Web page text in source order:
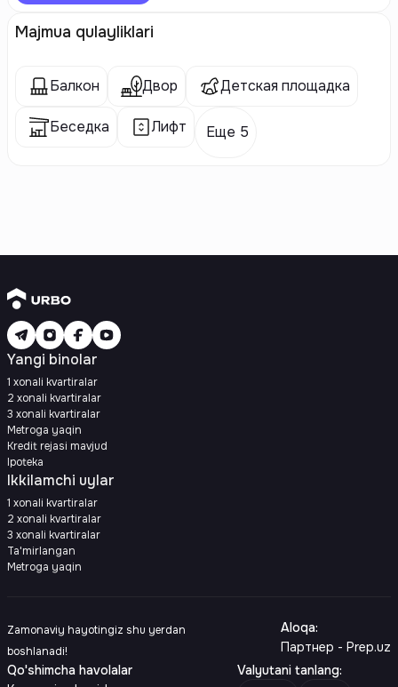
Majmua qulayliklari
Балкон Двор Детская площадка
Беседка Лифт Еще 5
Yangi binolar
1 xonali kvartiralar
2 xonali kvartiralar
3 xonali kvartiralar
Metroga yaqin
Kredit rejasi mavjud
Ipoteka
Ikkilamchi uylar
1 xonali kvartiralar
2 xonali kvartiralar
3 xonali kvartiralar
Ta'mirlangan
Metroga yaqin
Zamonaviy hayotingiz shu yerdan
boshlanadi!
Aloqa:
Партнер - Prep.uz
Qo'shimcha havolalar
Valyutani tanlang: